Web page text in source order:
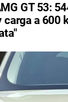
GT 53:
a 600